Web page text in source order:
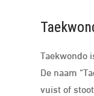
Taekwondo
De naam
vuist of